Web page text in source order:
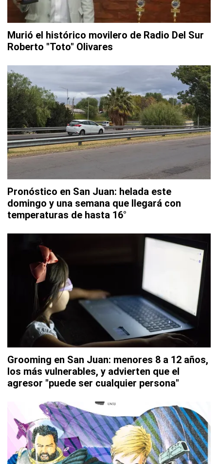
Murió el histórico movilero de Radio Del Sur
Roberto "Toto" Olivares
Pronóstico en San Juan: helada este
domingo y una semana que llegará con
temperaturas de hasta 16°
Grooming en San Juan: menores 8 a 12 años,
los más vulnerables, y advierten que el
agresor "puede ser cualquier persona"